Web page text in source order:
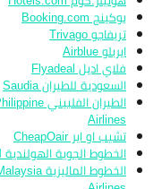
بوكينج Booking.com
تريفاجو Trivago
ايربلو Airblue
فلاي اديل Flyadeal
السعودية للطيران Saudia
الطيران الفلبيني Philippine
Airlines
تشيب او اير CheapOair
الخطوط الجوية الهولندية KLM
الخطوط الماليزية Malaysia